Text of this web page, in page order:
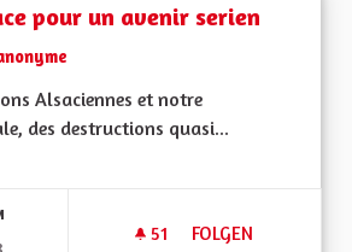
pour un avenir serien
Alsaciennes et notre
des destructions quasi...
51 51 FOLLOWER
FOLGEN